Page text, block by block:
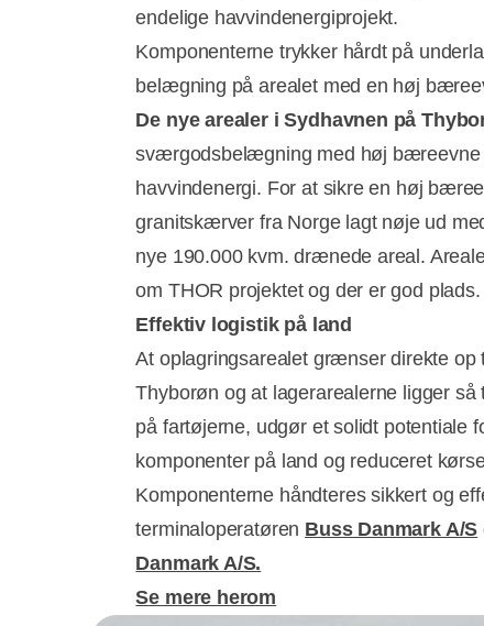
endelige havvindenergiprojekt.
Komponenterne trykker hårdt på
belægning på arealet med en høj
De nye arealer i Sydhavnen på
sværgodsbelægning med høj bæreevne
havvindenergi. For at sikre en høj
granitskærver fra Norge lagt nøje ud
nye 190.000 kvm. drænede areal.
om THOR projektet og der er god plads.
Effektiv logistik på land
At oplagringsarealet grænser direkte
Thyborøn og at lagerarealerne ligger
på fartøjerne, udgør et solidt potentiale
komponenter på land og reduceret
Komponenterne håndteres sikkert og
terminaloperatøren Buss Danmark A/S
Danmark A/S.
Se mere herom